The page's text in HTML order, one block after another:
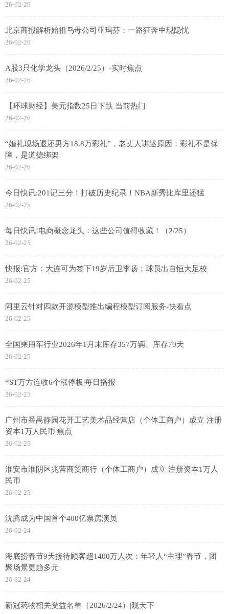
26-02-26
北京商报解析始祖鸟母公司亚玛芬：一路狂奔中现隐忧
26-02-26
A股3只化学龙头（2026/2/25）-实时焦点
26-02-26
【环球财经】美元指数25日下跌 当前热门
26-02-26
“婚礼现场退还男方18.8万彩礼”，老丈人讲述原因：彩礼不是保
障，是道德绑架
26-02-26
今日快讯:201记三分！打破历史纪录！NBA新秀比库里还猛
26-02-25
每日快讯!电商概念龙头：这些公司值得收藏！（2/25）
26-02-25
快报:官方：大连可为签下19岁后卫李扬；球员出自恒大足校
26-02-25
阿里云针对四款开源模型推出编程模型订阅服务-快看点
26-02-25
全国乘用车行业2026年1月末库存357万辆、库存70天
26-02-25
*ST万方连收6个涨停板|每日播报
26-02-25
广州市番禺静园花开工艺美术品经营店（个体工商户）成立 注册
资本1万人民币|焦点
26-02-25
淮安市淮阴区兆营商贸商行（个体工商户）成立 注册资本1万人
民币
26-02-25
沈腾成为中国首个400亿票房演员
26-02-24
海底捞春节9天接待顾客超1400万人次：年轻人“主理”春节，团
聚场景更趋多元
26-02-24
新冠药物相关受益名单（2026/2/24）|观天下